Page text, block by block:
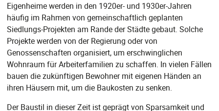
Eigenheime werden in den 1920er- und 1930er-Jahren
häufig im Rahmen von gemeinschaftlich geplanten
Siedlungs-Projekten am Rande der Städte gebaut. Solche
Projekte werden von der Regierung oder von
Genossenschaften organisiert, um erschwinglichen
Wohnraum für Arbeiterfamilien zu schaffen. In vielen Fällen
bauen die zukünftigen Bewohner mit eigenen Händen an
ihren Häusern mit, um die Baukosten zu senken.
Der Baustil in dieser Zeit ist geprägt von Sparsamkeit und